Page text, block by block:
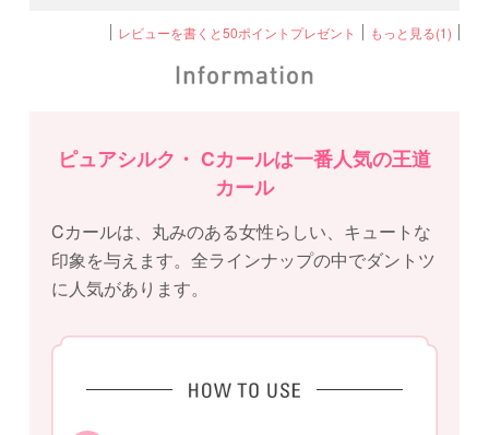
レビューを書くと50ポイントプレゼント もっと見る(1)
ピュアシルク・ Cカールは一番人気の王道
カール
Cカールは、丸みのある女性らしい、キュートな
印象を与えます。全ラインナップの中でダントツ
に人気があります。